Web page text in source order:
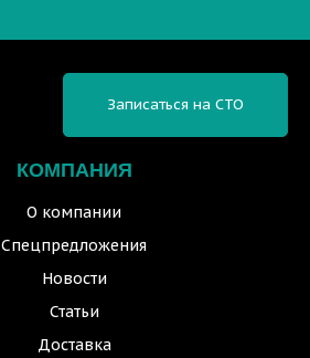
КОМПАНИЯ
О компании
Спецпредложения
Новости
Статьи
Доставка
Записаться на СТО